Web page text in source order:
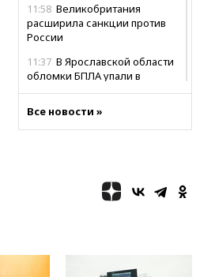
11:58 Великобритания
расширила санкции против
России
11:37 В Ярославской области
обломки БПЛА упали в
11:19 МИД России ответил на
критику мэра Хиросимы в
Оверчук заявил о
сокращении товарооборота
Все новости »